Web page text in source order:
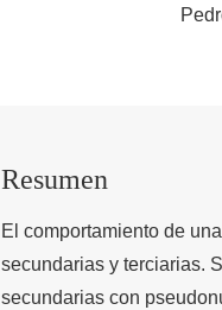
Resumen
El comportamiento de
secundarias y terciarias.
secundarias con